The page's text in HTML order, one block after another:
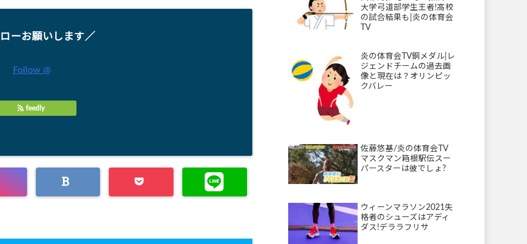
ーお願いします／
Follow @
feedly
大学弓道部学生王者!高校
の試合結果も|炎の体育会
TV
炎の体育会TV銅メダル|レ
ジェンドチームの過去画
像と現在は？オリンピッ
クバレー
佐藤悠基/炎の体育会TV
マスクマン箱根駅伝スー
パースターは彼でしょ?
ウィーンマラソン2021失
格者のシューズはアディ
ダス!デララフリサ